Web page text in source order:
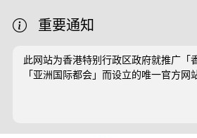
重要通知
此网站为香港特别行政区政府就推广「
「亚洲国际都会」而设立的唯一官方网